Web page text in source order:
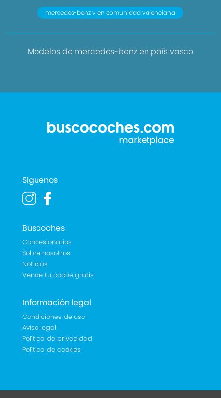
mercedes-benz v en comunidad valenciana
Modelos de mercedes-benz en país vasco
Síguenos
Buscoches
Concesionarios
Sobre nosotros
Noticias
Vende tu coche gratis
Información legal
Condiciones de uso
Aviso legal
Política de privacidad
Política de cookies